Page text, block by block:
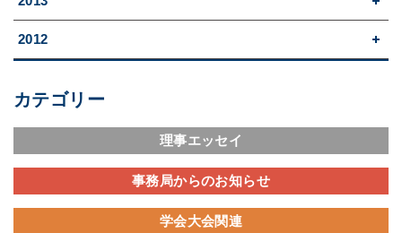
2012
カテゴリー
理事エッセイ
事務局からのお知らせ
学会大会関連